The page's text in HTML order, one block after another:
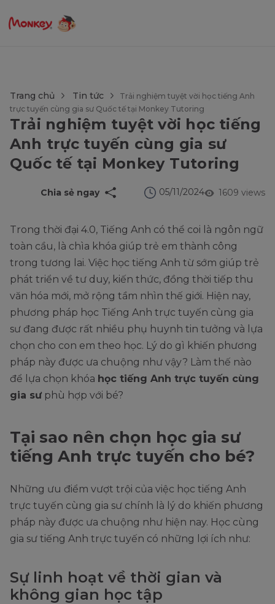
Trang chủ Tin tức
Trải nghiệm tuyệt vời học tiếng Anh
trực tuyến cùng gia sư Quốc tế tại Monkey Tutoring
Trải nghiệm tuyệt vời học tiếng
Anh trực tuyến cùng gia sư
Quốc tế tại Monkey Tutoring
1609 views
05/11/2024
Chia sẻ ngay
Trong thời đại 4.0, Tiếng Anh có thể coi là ngôn ngữ
toàn cầu, là chìa khóa giúp trẻ em thành công
trong tương lai. Việc học tiếng Anh từ sớm giúp trẻ
phát triển về tư duy, kiến thức, đồng thời tiếp thu
văn hóa mới, mở rộng tầm nhìn thế giới. Hiện nay,
phương pháp học Tiếng Anh trực tuyến cùng gia
sư đang được rất nhiều phụ huynh tin tưởng và lựa
chọn cho con em theo học. Lý do gì khiến phương
pháp này được ưa chuộng như vậy? Làm thế nào
để lựa chọn khóa học tiếng Anh trực tuyến cùng
gia sư phù hợp với bé?
Tại sao nên chọn học gia sư
tiếng Anh trực tuyến cho bé?
Những ưu điểm vượt trội của việc học tiếng Anh
trực tuyến cùng gia sư chính là lý do khiến phương
pháp này được ưa chuộng như hiện nay. Học cùng
gia sư tiếng Anh trực tuyến có những lợi ích như:
Sự linh hoạt về thời gian và
không gian học tập